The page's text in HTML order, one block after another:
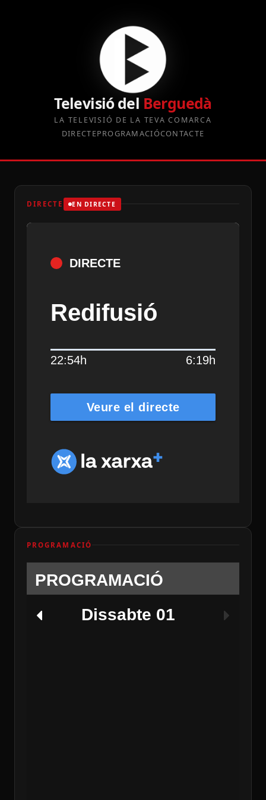
Televisió del Berguedà
LA TELEVISIÓ DE LA TEVA COMARCA
DIRECTEPROGRAMACIÓCONTACTE
DIRECTE EN DIRECTE
DIRECTE
Redifusió
22:54h 6:19h
Veure el directe
PROGRAMACIÓ
PROGRAMACIÓ
Dissabte 01